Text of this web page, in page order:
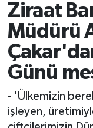
Ziraat
Müdürü
Günü
- 'Ülkemizin
işleyen,
SPOR
RESMİ
Son Dakika
Haber Arşivi